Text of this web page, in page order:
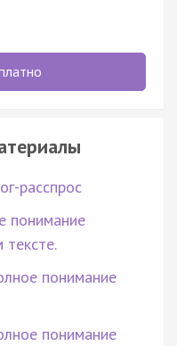
расспрос
понимание
понимание
понимание